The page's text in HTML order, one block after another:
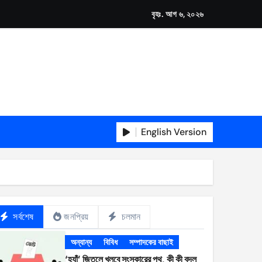
বৃহঃ. আগ ৬, ২০২৬
English Version
সর্বশেষ জনপ্রিয় চলমান
অন্যান্য বিবিধ সম্পাদকের বাছাই
‘হ্যাঁ’ জিতলে খুলবে সংস্কারের পথ, কী কী বদল